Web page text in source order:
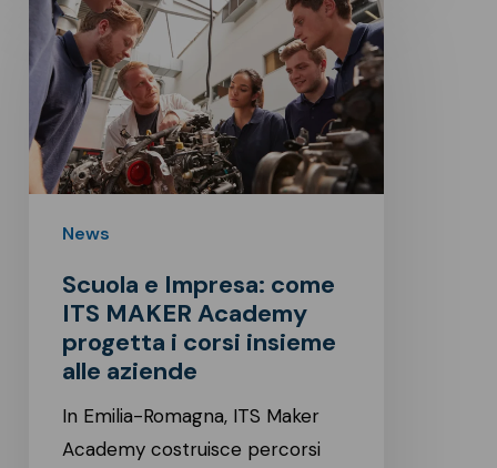
Impresa:
come
ITS
MAKER
Academy
progetta
corsi
insieme
News
Scuola e Impresa: come
ITS MAKER Academy
progetta i corsi insieme
alle aziende
In Emilia-Romagna, ITS Maker
Academy costruisce percorsi